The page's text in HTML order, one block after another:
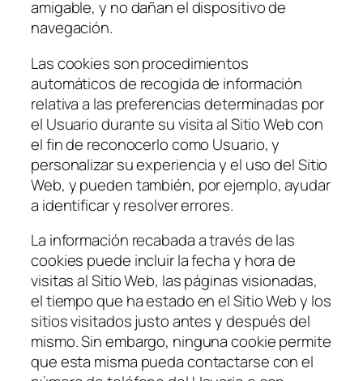
amigable, y no dañan el dispositivo de
navegación.
Las cookies son procedimientos
automáticos de recogida de información
relativa a las preferencias determinadas por
el Usuario durante su visita al Sitio Web con
el fin de reconocerlo como Usuario, y
personalizar su experiencia y el uso del Sitio
Web, y pueden también, por ejemplo, ayudar
a identificar y resolver errores.
La información recabada a través de las
cookies puede incluir la fecha y hora de
visitas al Sitio Web, las páginas visionadas,
el tiempo que ha estado en el Sitio Web y los
sitios visitados justo antes y después del
mismo. Sin embargo, ninguna cookie permite
que esta misma pueda contactarse con el